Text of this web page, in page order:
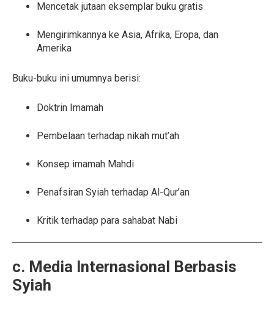
Mencetak jutaan eksemplar buku gratis
Mengirimkannya ke Asia, Afrika, Eropa, dan
Amerika
Buku-buku ini umumnya berisi:
Doktrin Imamah
Pembelaan terhadap nikah mut’ah
Konsep imamah Mahdi
Penafsiran Syiah terhadap Al-Qur’an
Kritik terhadap para sahabat Nabi
c. Media Internasional Berbasis
Syiah